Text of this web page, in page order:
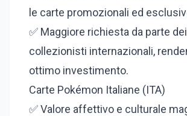
le carte promozionali ed
✅ Maggiore richiesta da parte dei
collezionisti internazionali,
ottimo investimento.
Carte Pokémon Italiane (ITA)
✅ Valore affettivo e culturale